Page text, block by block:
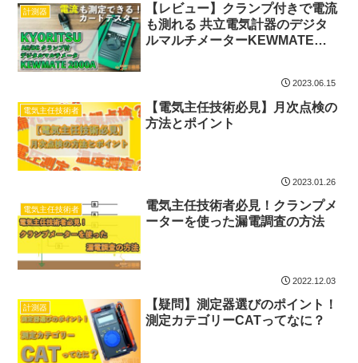
計測器
【レビュー】クランプ付きで電流
も測れる 共立電気計器のデジタ
ルマルチメーターKEWMATE
2023.06.15
電気主任技術者
【電気主任技術必見】月次点検の
方法とポイント
2023.01.26
電気主任技術者
電気主任技術者必見！クランプメ
ーターを使った漏電調査の方法
2022.12.03
計測器
【疑問】測定器選びのポイント！
測定カテゴリーCATってなに？